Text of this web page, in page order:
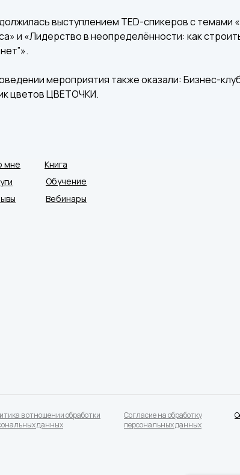
выступлением TED-спикеров с темами
и «Лидерство в неопределённости: как
мероприятия также оказали: Бизнес-
цветов ЦВЕТОЧКИ.
в отношении обработки
данных
Согласие на обработку
персональных данных
мне
Книга
Обучение
Вебинары